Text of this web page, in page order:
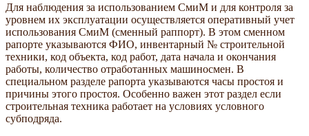
Для наблюдения за использованием СмиМ и для контроля за
уровнем их эксплуатации осуществляется оперативный учет
использования СмиМ (сменный раппорт). В этом сменном
рапорте указываются ФИО, инвентарный № строительной
техники, код объекта, код работ, дата начала и окончания
работы, количество отработанных машиносмен. В
специальном разделе рапорта указываются часы простоя и
причины этого простоя. Особенно важен этот раздел если
строительная техника работает на условиях условного
субподряда.